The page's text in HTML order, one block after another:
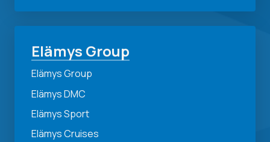
Elämys Group
Elämys Group
Elämys DMC
Elämys Sport
Elämys Cruises